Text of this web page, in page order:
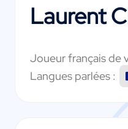
Laurent
Joueur français de
Langues parlées :